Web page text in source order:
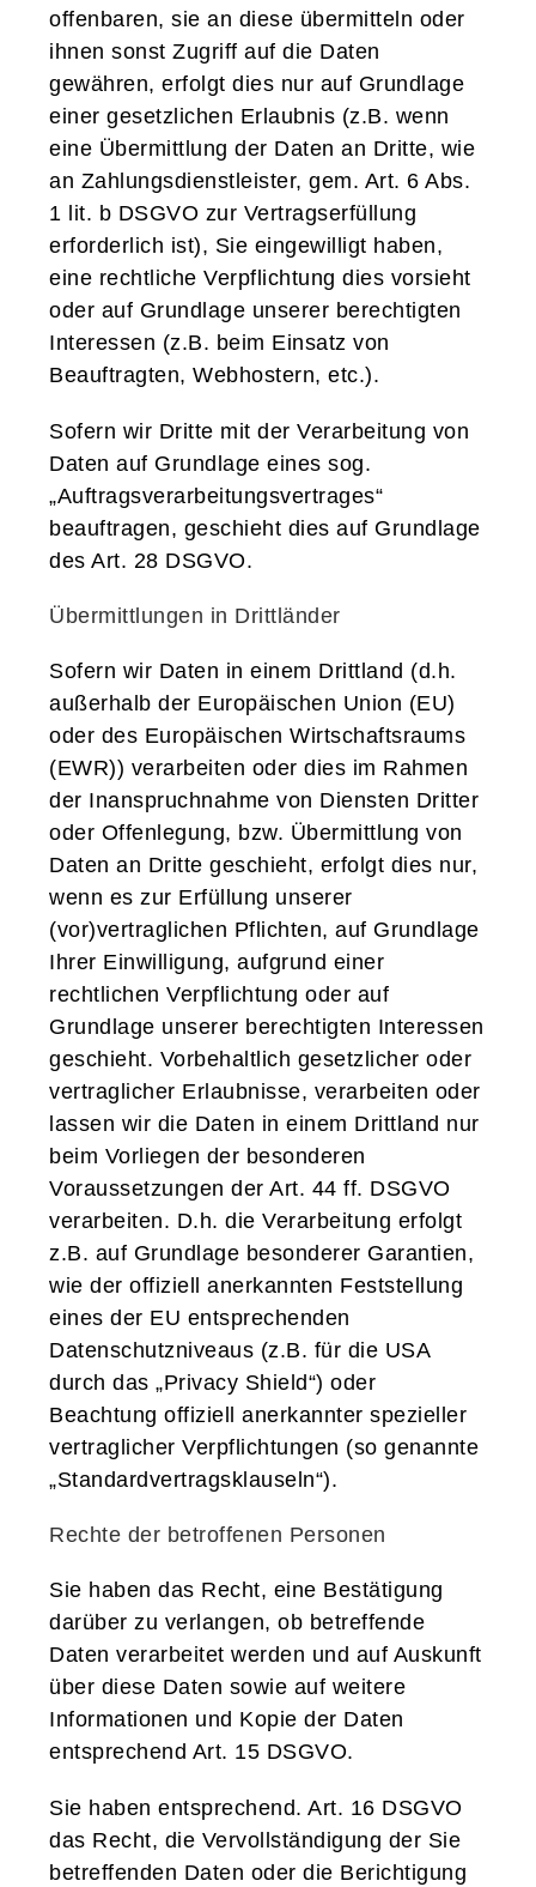
offenbaren, sie an diese übermitteln oder
ihnen sonst Zugriff auf die Daten
gewähren, erfolgt dies nur auf Grundlage
einer gesetzlichen Erlaubnis (z.B. wenn
eine Übermittlung der Daten an Dritte, wie
an Zahlungsdienstleister, gem. Art. 6 Abs.
1 lit. b DSGVO zur Vertragserfüllung
erforderlich ist), Sie eingewilligt haben,
eine rechtliche Verpflichtung dies vorsieht
oder auf Grundlage unserer berechtigten
Interessen (z.B. beim Einsatz von
Beauftragten, Webhostern, etc.).
Sofern wir Dritte mit der Verarbeitung von
Daten auf Grundlage eines sog.
„Auftragsverarbeitungsvertrages“
beauftragen, geschieht dies auf Grundlage
des Art. 28 DSGVO.
Übermittlungen in Drittländer
Sofern wir Daten in einem Drittland (d.h.
außerhalb der Europäischen Union (EU)
oder des Europäischen Wirtschaftsraums
(EWR)) verarbeiten oder dies im Rahmen
der Inanspruchnahme von Diensten Dritter
oder Offenlegung, bzw. Übermittlung von
Daten an Dritte geschieht, erfolgt dies nur,
wenn es zur Erfüllung unserer
(vor)vertraglichen Pflichten, auf Grundlage
Ihrer Einwilligung, aufgrund einer
rechtlichen Verpflichtung oder auf
Grundlage unserer berechtigten Interessen
geschieht. Vorbehaltlich gesetzlicher oder
vertraglicher Erlaubnisse, verarbeiten oder
lassen wir die Daten in einem Drittland nur
beim Vorliegen der besonderen
Voraussetzungen der Art. 44 ff. DSGVO
verarbeiten. D.h. die Verarbeitung erfolgt
z.B. auf Grundlage besonderer Garantien,
wie der offiziell anerkannten Feststellung
eines der EU entsprechenden
Datenschutzniveaus (z.B. für die USA
durch das „Privacy Shield“) oder
Beachtung offiziell anerkannter spezieller
vertraglicher Verpflichtungen (so genannte
„Standardvertragsklauseln“).
Rechte der betroffenen Personen
Sie haben das Recht, eine Bestätigung
darüber zu verlangen, ob betreffende
Daten verarbeitet werden und auf Auskunft
über diese Daten sowie auf weitere
Informationen und Kopie der Daten
entsprechend Art. 15 DSGVO.
Sie haben entsprechend. Art. 16 DSGVO
das Recht, die Vervollständigung der Sie
betreffenden Daten oder die Berichtigung